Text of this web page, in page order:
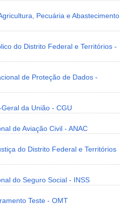
Pecuária e Abastecimento
do Distrito Federal e Territórios -
de Proteção de Dados -
da União - CGU
de Aviação Civil - ANAC
do Distrito Federal e Territórios
do Seguro Social - INSS
Teste - OMT